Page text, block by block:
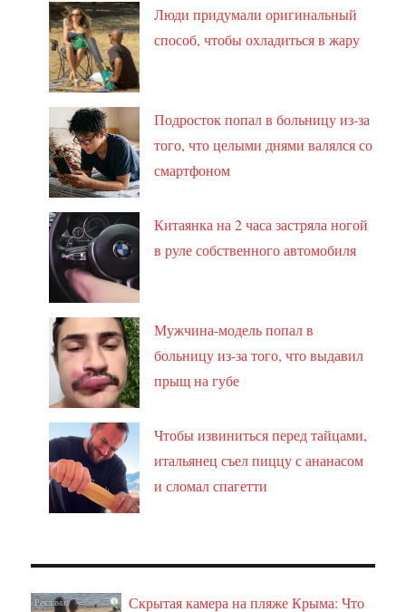
Люди придумали оригинальный
способ, чтобы охладиться в жару
Подросток попал в больницу из-за
того, что целыми днями валялся со
смартфоном
Китаянка на 2 часа застряла ногой
в руле собственного автомобиля
Мужчина-модель попал в
больницу из-за того, что выдавил
прыщ на губе
Чтобы извиниться перед тайцами,
итальянец съел пиццу с ананасом
и сломал спагетти
i
Скрытая камера на пляже Крыма: Что